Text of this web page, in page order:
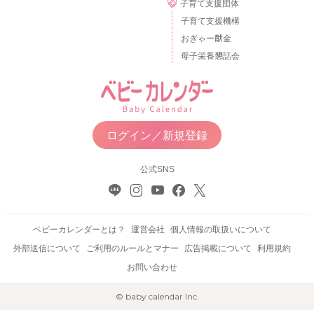
子育て支援団体
子育て支援機構
おぎゃー献金
母子栄養懇話会
ログイン／新規登録
公式SNS
ベビーカレンダーとは？ 運営会社
個人情報の取扱いについて
外部送信について
ご利用のルールとマナー 広告掲載について
利用規約
お問い合わせ
© baby calendar Inc.